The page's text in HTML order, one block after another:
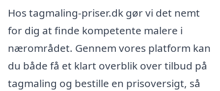
Hos tagmaling-priser.dk gør vi det nemt
for dig at finde kompetente malere i
nærområdet. Gennem vores platform kan
du både få et klart overblik over tilbud på
tagmaling og bestille en prisoversigt, så